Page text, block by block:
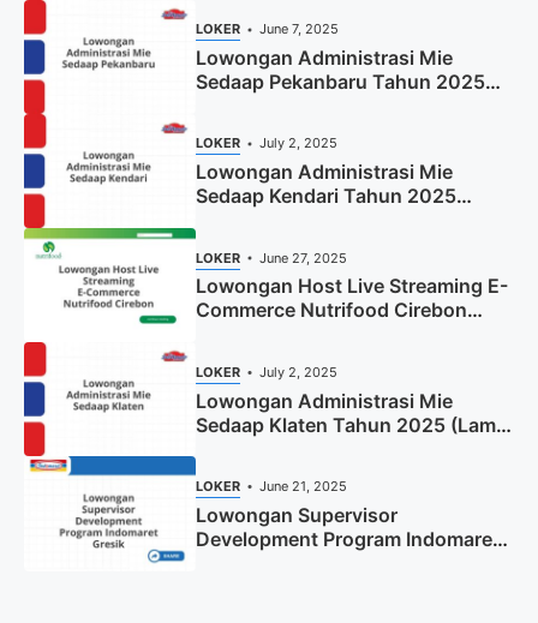
LOKER June 7, 2025
Lowongan Administrasi Mie
Sedaap Pekanbaru Tahun 2025
LOKER July 2, 2025
Lowongan Administrasi Mie
Sedaap Kendari Tahun 2025
LOKER June 27, 2025
Lowongan Host Live Streaming E-
Commerce Nutrifood Cirebon
LOKER July 2, 2025
Lowongan Administrasi Mie
Sedaap Klaten Tahun 2025 (Lamar
LOKER June 21, 2025
Lowongan Supervisor
Development Program Indomaret